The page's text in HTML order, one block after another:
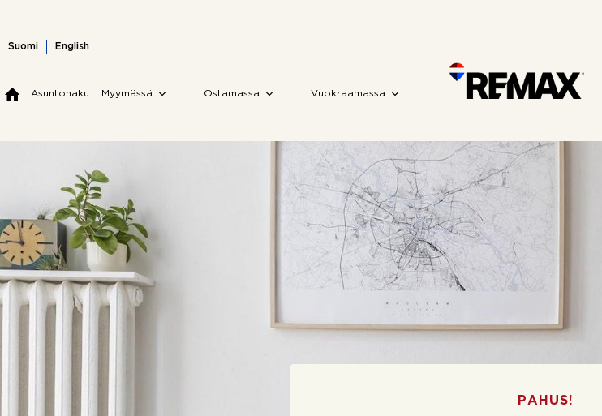
content
Suomi English
Asuntohaku Myymässä Ostamassa Vuokraamassa
PAHUS!